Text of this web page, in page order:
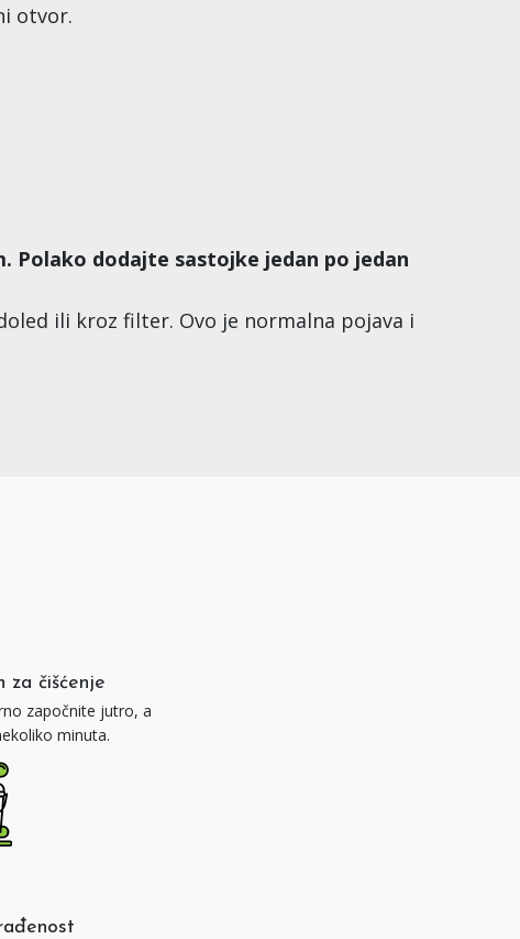
otvor.
Polako dodajte sastojke jedan po jedan
ili kroz filter. Ovo je normalna pojava i
za čišćenje
započnite jutro, a
minuta.